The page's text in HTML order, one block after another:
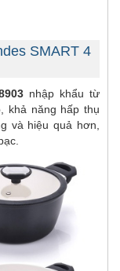
SMART 4
nhập khẩu từ
khả năng hấp thụ
và hiệu quả hơn,